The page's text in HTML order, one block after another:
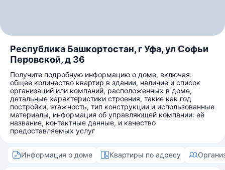
Республика Башкортостан, г Уфа, ул Софьи
Перовской, д 36
Получите подробную информацию о доме, включая:
общее количество квартир в здании, наличие и список
организаций или компаний, расположенных в доме,
детальные характеристики строения, такие как год
постройки, этажность, тип конструкции и использованные
материалы, информация об управляющей компании: её
название, контактные данные, и качество
предоставляемых услуг
Информация о доме Квартиры по адресу